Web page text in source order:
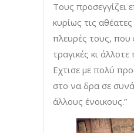
Τους προσεγγίζει
κυρίως τις
πλευρές τους, που
τραγικές κι άλλοτε
Εχτισε με πολύ
στο να δρα σε
άλλους ένοικους.”